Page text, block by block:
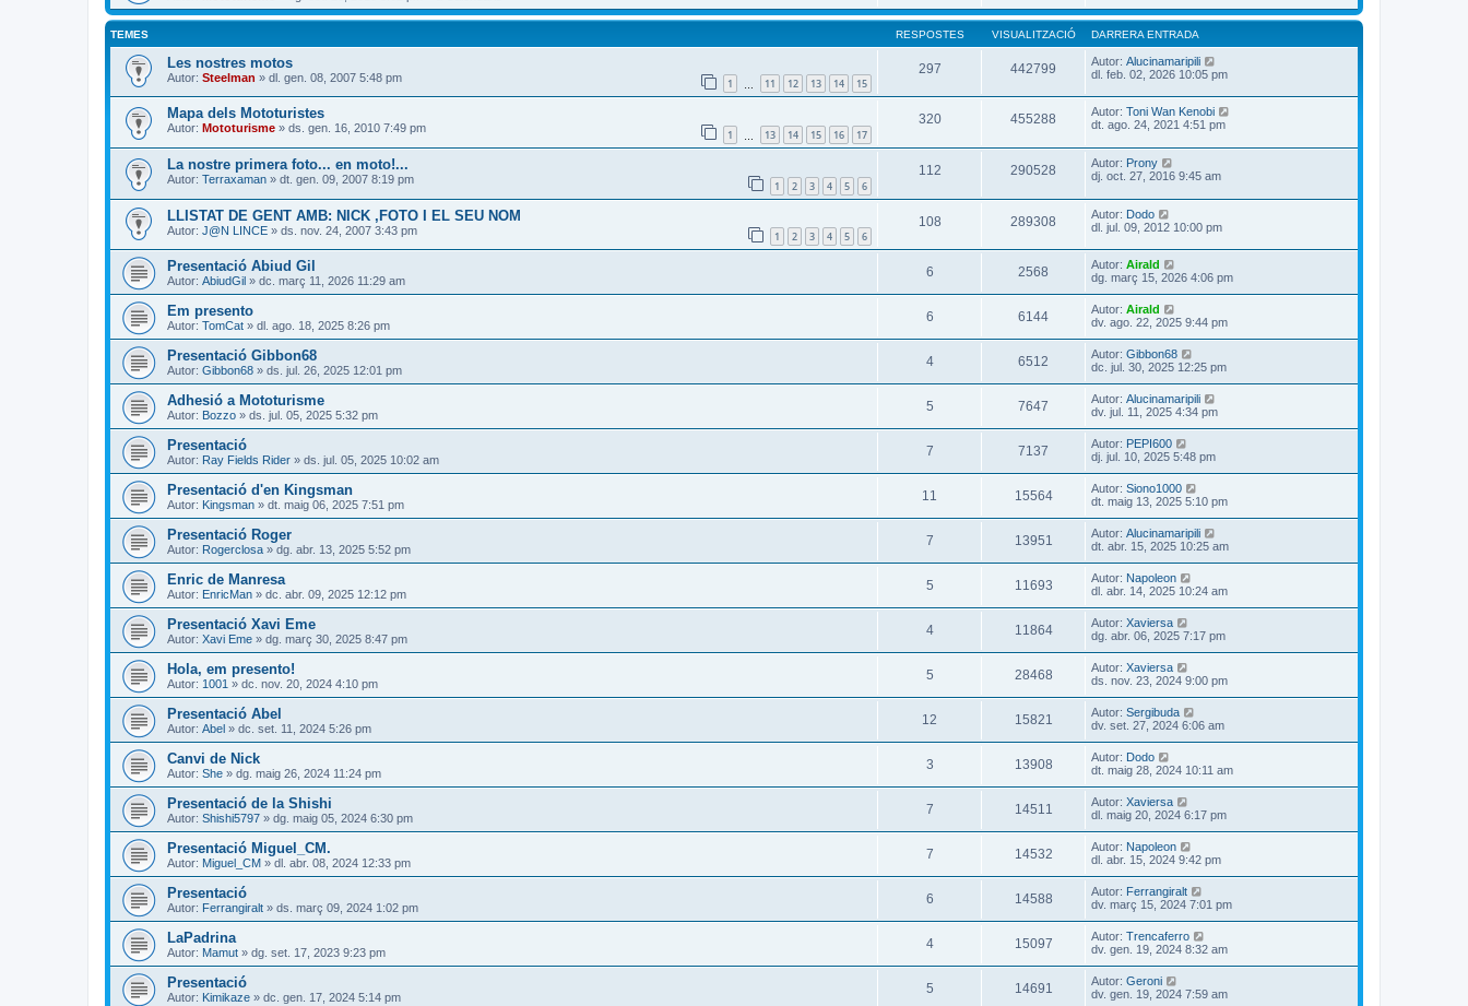
TEMES RESPOSTES VISUALITZACIÓ DARRERA ENTRADA
Les nostres motos
Autor: Steelman » dl. gen. 08, 2007 5:48 pm 1 11 12 13 14 15
297 442799 Autor: Alucinamaripili
dl. feb. 02, 2026 10:05 pm
Mapa dels Mototuristes
Autor: Mototurisme » ds. gen. 16, 2010 7:49 pm 1 13 14 15 16 17
320 455288 Autor: Toni Wan Kenobi
dt. ago. 24, 2021 4:51 pm
La nostre primera foto... en moto!...
Autor: Terraxaman » dt. gen. 09, 2007 8:19 pm 1 2 3 4 5 6
112 290528 Autor: Prony
dj. oct. 27, 2016 9:45 am
LLISTAT DE GENT AMB: NICK ,FOTO I EL SEU NOM
Autor: J@N LINCE » ds. nov. 24, 2007 3:43 pm 1 2 3 4 5 6
108 289308 Autor: Dodo
dl. jul. 09, 2012 10:00 pm
Presentació Abiud Gil
Autor: AbiudGil » dc. març 11, 2026 11:29 am
6 2568 Autor: Airald
dg. març 15, 2026 4:06 pm
Em presento
Autor: TomCat » dl. ago. 18, 2025 8:26 pm
6 6144 Autor: Airald
dv. ago. 22, 2025 9:44 pm
Presentació Gibbon68
Autor: Gibbon68 » ds. jul. 26, 2025 12:01 pm
4 6512 Autor: Gibbon68
dc. jul. 30, 2025 12:25 pm
Adhesió a Mototurisme
Autor: Bozzo » ds. jul. 05, 2025 5:32 pm
5 7647 Autor: Alucinamaripili
dv. jul. 11, 2025 4:34 pm
Presentació
Autor: Ray Fields Rider » ds. jul. 05, 2025 10:02 am
7 7137 Autor: PEPI600
dj. jul. 10, 2025 5:48 pm
Presentació d'en Kingsman
Autor: Kingsman » dt. maig 06, 2025 7:51 pm
11 15564 Autor: Siono1000
dt. maig 13, 2025 5:10 pm
Presentació Roger
Autor: Rogerclosa » dg. abr. 13, 2025 5:52 pm
7 13951 Autor: Alucinamaripili
dt. abr. 15, 2025 10:25 am
Enric de Manresa
Autor: EnricMan » dc. abr. 09, 2025 12:12 pm
5 11693 Autor: Napoleon
dl. abr. 14, 2025 10:24 am
Presentació Xavi Eme
Autor: Xavi Eme » dg. març 30, 2025 8:47 pm
4 11864 Autor: Xaviersa
dg. abr. 06, 2025 7:17 pm
Hola, em presento!
Autor: 1001 » dc. nov. 20, 2024 4:10 pm
5 28468 Autor: Xaviersa
ds. nov. 23, 2024 9:00 pm
Presentació Abel
Autor: Abel » dc. set. 11, 2024 5:26 pm
12 15821 Autor: Sergibuda
dv. set. 27, 2024 6:06 am
Canvi de Nick
Autor: She » dg. maig 26, 2024 11:24 pm
3 13908 Autor: Dodo
dt. maig 28, 2024 10:11 am
Presentació de la Shishi
Autor: Shishi5797 » dg. maig 05, 2024 6:30 pm
7 14511 Autor: Xaviersa
dl. maig 20, 2024 6:17 pm
Presentació Miguel_CM.
Autor: Miguel_CM » dl. abr. 08, 2024 12:33 pm
7 14532 Autor: Napoleon
dl. abr. 15, 2024 9:42 pm
Presentació
Autor: Ferrangiralt » ds. març 09, 2024 1:02 pm
6 14588 Autor: Ferrangiralt
dv. març 15, 2024 7:01 pm
LaPadrina
Autor: Mamut » dg. set. 17, 2023 9:23 pm
4 15097 Autor: Trencaferro
dv. gen. 19, 2024 8:32 am
Presentació
Autor: Kimikaze » dc. gen. 17, 2024 5:14 pm
5 14691 Autor: Geroni
dv. gen. 19, 2024 7:59 am